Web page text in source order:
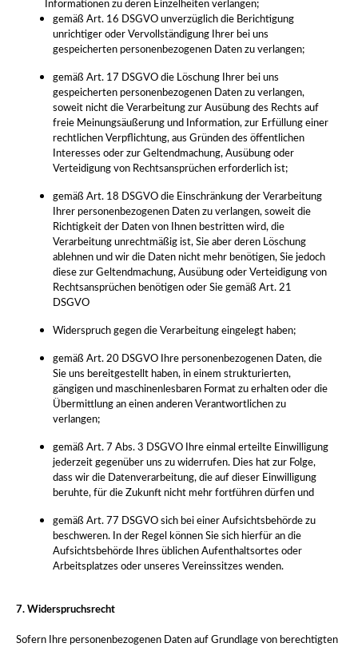
Informationen zu deren Einzelheiten verlangen;
gemäß Art. 16 DSGVO unverzüglich die Berichtigung
unrichtiger oder Vervollständigung Ihrer bei uns
gespeicherten personenbezogenen Daten zu verlangen;
gemäß Art. 17 DSGVO die Löschung Ihrer bei uns
gespeicherten personenbezogenen Daten zu verlangen,
soweit nicht die Verarbeitung zur Ausübung des Rechts auf
freie Meinungsäußerung und Information, zur Erfüllung einer
rechtlichen Verpflichtung, aus Gründen des öffentlichen
Interesses oder zur Geltendmachung, Ausübung oder
Verteidigung von Rechtsansprüchen erforderlich ist;
gemäß Art. 18 DSGVO die Einschränkung der Verarbeitung
Ihrer personenbezogenen Daten zu verlangen, soweit die
Richtigkeit der Daten von Ihnen bestritten wird, die
Verarbeitung unrechtmäßig ist, Sie aber deren Löschung
ablehnen und wir die Daten nicht mehr benötigen, Sie jedoch
diese zur Geltendmachung, Ausübung oder Verteidigung von
Rechtsansprüchen benötigen oder Sie gemäß Art. 21
DSGVO
Widerspruch gegen die Verarbeitung eingelegt haben;
gemäß Art. 20 DSGVO Ihre personenbezogenen Daten, die
Sie uns bereitgestellt haben, in einem strukturierten,
gängigen und maschinenlesbaren Format zu erhalten oder die
Übermittlung an einen anderen Verantwortlichen zu
verlangen;
gemäß Art. 7 Abs. 3 DSGVO Ihre einmal erteilte Einwilligung
jederzeit gegenüber uns zu widerrufen. Dies hat zur Folge,
dass wir die Datenverarbeitung, die auf dieser Einwilligung
beruhte, für die Zukunft nicht mehr fortführen dürfen und
gemäß Art. 77 DSGVO sich bei einer Aufsichtsbehörde zu
beschweren. In der Regel können Sie sich hierfür an die
Aufsichtsbehörde Ihres üblichen Aufenthaltsortes oder
Arbeitsplatzes oder unseres Vereinssitzes wenden.
7. Widerspruchsrecht
Sofern Ihre personenbezogenen Daten auf Grundlage von berechtigten